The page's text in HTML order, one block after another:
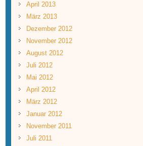
April 2013
März 2013
Dezember 2012
November 2012
August 2012
Juli 2012
Mai 2012
April 2012
März 2012
Januar 2012
November 2011
Juli 2011